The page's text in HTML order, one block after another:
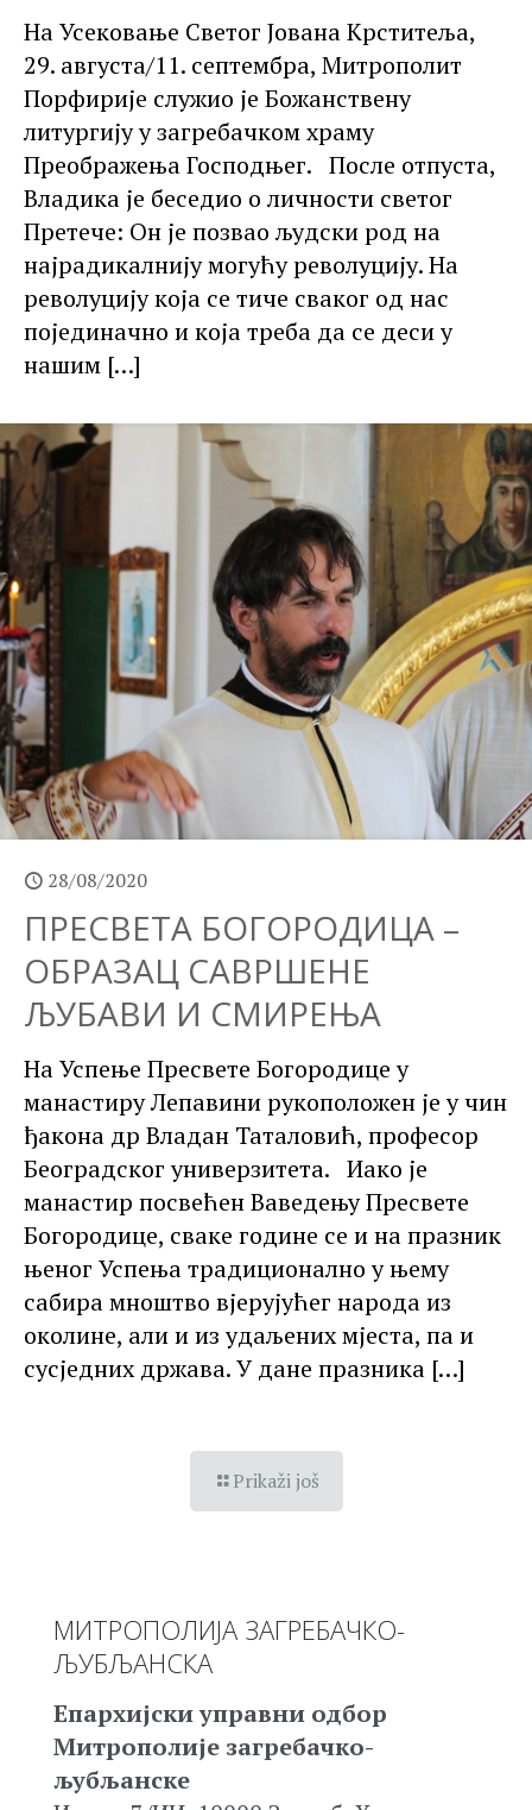
На Усековање Светог Јована Крститеља,
29. августа/11. септембра, Митрополит
Порфирије служио је Божанствену
литургију у загребачком храму
Преображења Господњег. После отпуста,
Владика је беседио о личности светог
Претече: Он је позвао људски род на
најрадикалнију могућу револуцију. На
револуцију која се тиче сваког од нас
појединачно и која треба да се деси у
нашим […]
28/08/2020
ПРЕСВЕТА БОГОРОДИЦА –
ОБРАЗАЦ САВРШЕНЕ
ЉУБАВИ И СМИРЕЊА
На Успење Пресвете Богородице у
манастиру Лепавини рукоположен је у чин
ђакона др Владан Таталовић, професор
Београдског универзитета. Иако је
манастир посвећен Ваведењу Пресвете
Богородице, сваке године се и на празник
њеног Успења традиционално у њему
сабира мноштво вјерујућег народа из
околине, али и из удаљених мјеста, па и
сусједних држава. У дане празника […]
Prikaži još
МИТРОПОЛИЈА ЗАГРЕБАЧКО-
ЉУБЉАНСКА
Епархијски управни одбор
Митрополије загребачко-
љубљанске